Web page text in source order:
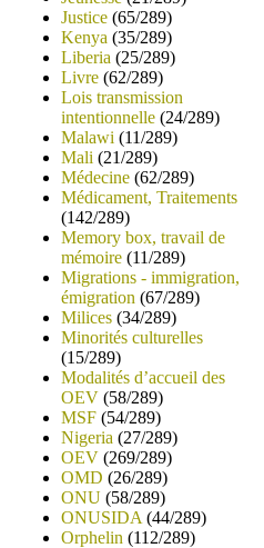
Justice (65/289)
Kenya (35/289)
Liberia (25/289)
Livre (62/289)
Lois transmission
intentionnelle (24/289)
Malawi (11/289)
Mali (21/289)
Médecine (62/289)
Médicament, Traitements
(142/289)
Memory box, travail de
mémoire (11/289)
Migrations - immigration,
émigration (67/289)
Milices (34/289)
Minorités culturelles
(15/289)
Modalités d’accueil des
OEV (58/289)
MSF (54/289)
Nigeria (27/289)
OEV (269/289)
OMD (26/289)
ONU (58/289)
ONUSIDA (44/289)
Orphelin (112/289)